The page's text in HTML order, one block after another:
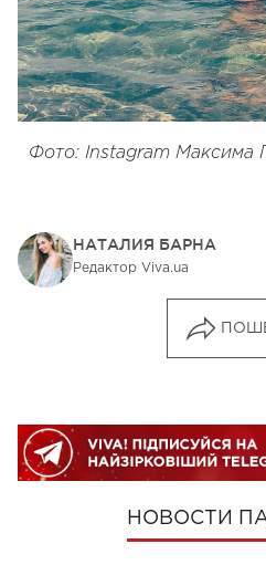
Фото: Instagram Максима
НАТАЛИЯ БАРНА
Редактор Viva.ua
НОВОСТИ